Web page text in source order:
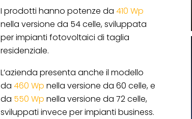
I prodotti hanno potenze da 410 Wp
nella versione da 54 celle, sviluppata
per impianti fotovoltaici di taglia
residenziale.
L’azienda presenta anche il modello
da 460 Wp nella versione da 60 celle, e
da 550 Wp nella versione da 72 celle,
sviluppati invece per impianti business.